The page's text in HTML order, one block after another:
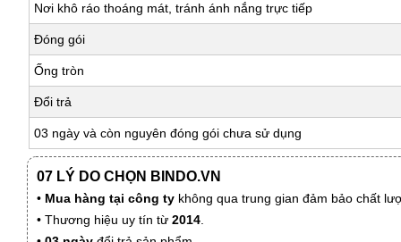
Nơi khô ráo thoáng mát, tránh ánh nắng trực tiếp
Đóng gói
Ống tròn
Đổi trả
03 ngày và còn nguyên đóng gói chưa sử dụng
07 LÝ DO CHỌN BINDO.VN
• Mua hàng tại công ty không qua trung gian đảm bảo chất
• Thương hiệu uy tín từ 2014.